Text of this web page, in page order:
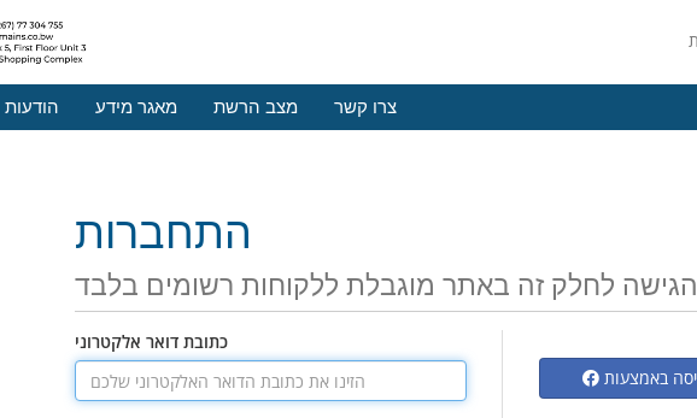
מאגר מידע מצב הרשת צרו קשר
התחברות
הגישה לחלק זה באתר מוגבלת ללקוחות רשומים בלבד
כתובת דואר אלקטרוני